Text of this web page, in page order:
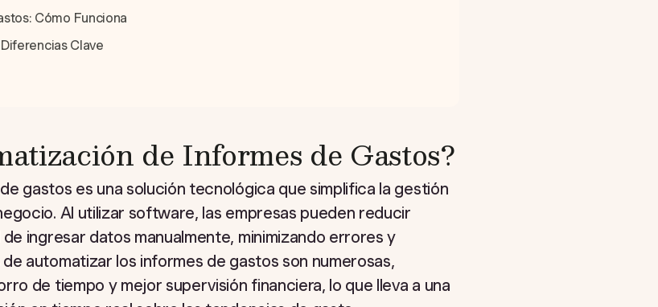
Cómo Funciona
Clave
de Informes de Gastos?
gastos es una solución tecnológica que simplifica la gestión
Al utilizar software, las empresas pueden reducir
ingresar datos manualmente, minimizando errores y
automatizar los informes de gastos son numerosas,
de tiempo y mejor supervisión financiera, lo que lleva a una